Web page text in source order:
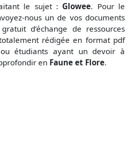
le sujet : Glowee. Pour le
nous un de vos documents
d’échange de ressources
rédigée en format pdf
étudiants ayant un devoir à
en Faune et Flore.